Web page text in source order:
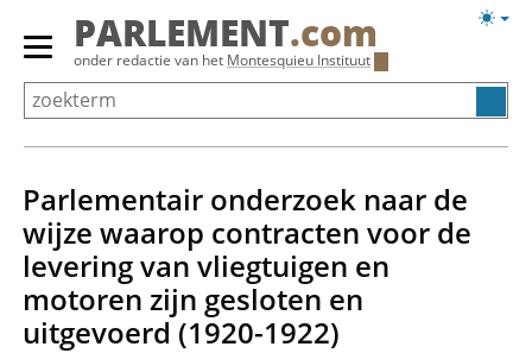
Overslaan
Primair
menu
tonen/verbergen
PARLEMENT.com
onder redactie van het Montesquieu Instituut
Parlementair onderzoek naar de
wijze waarop contracten voor de
levering van vliegtuigen en
motoren zijn gesloten en
uitgevoerd (1920-1922)